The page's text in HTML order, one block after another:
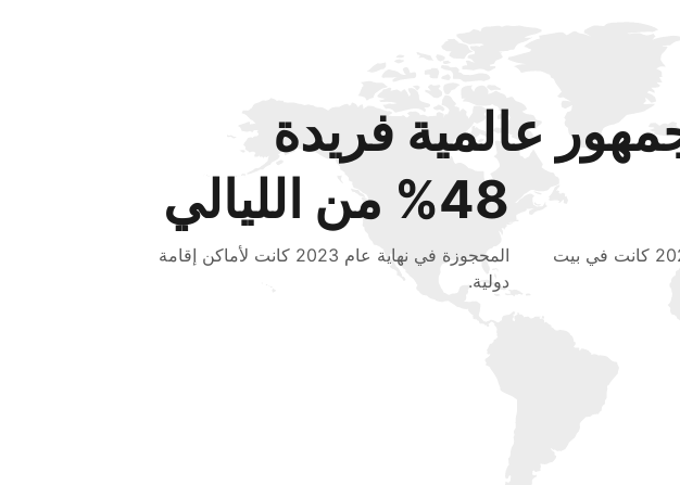
عالمية فريدة
ليالي إقامة محجوزة في عام 2024 كانت في بيت
48‏% من الليالي
المحجوزة في نهاية عام 2023 كانت لأماكن إقامة
دولية.